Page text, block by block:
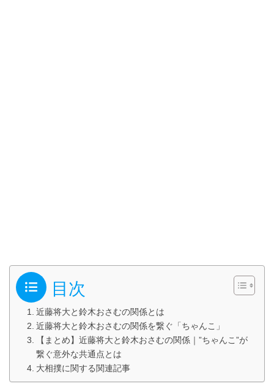
目次
近藤将大と鈴木おさむの関係とは
近藤将大と鈴木おさむの関係を繋ぐ「ちゃんこ」
【まとめ】近藤将大と鈴木おさむの関係｜”ちゃんこ”が
繋ぐ意外な共通点とは
大相撲に関する関連記事